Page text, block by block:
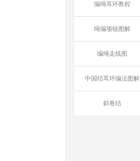
编绳耳环教程
绳编项链图解
编绳走线图
中国结耳环编法图解
斜卷结